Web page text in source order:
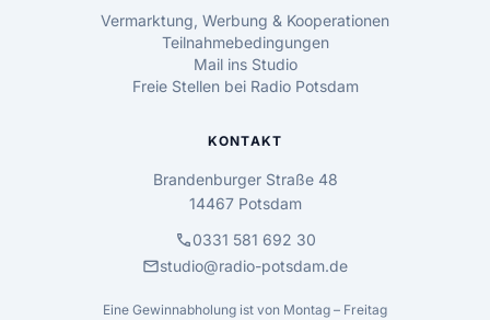
Vermarktung, Werbung & Kooperationen
Teilnahmebedingungen
Mail ins Studio
Freie Stellen bei Radio Potsdam
KONTAKT
Brandenburger Straße 48
14467 Potsdam
call0331 581 692 30
mailstudio@radio-potsdam.de
Eine Gewinnabholung ist von Montag – Freitag